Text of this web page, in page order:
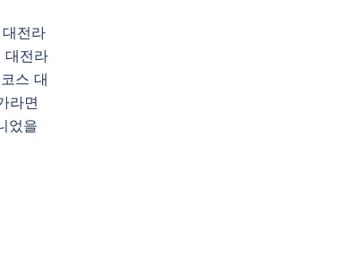
전라
대전라
스 대
라면
었을